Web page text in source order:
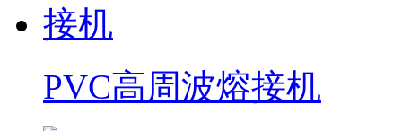
PVC高周波熔接机